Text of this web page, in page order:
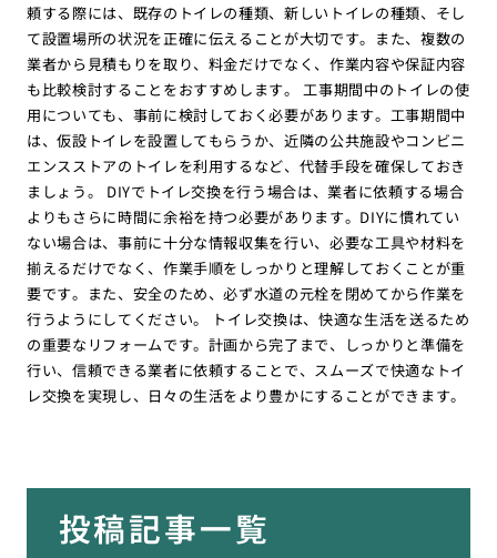
頼する際には、既存のトイレの種類、新しいトイレの種類、そし
て設置場所の状況を正確に伝えることが大切です。また、複数の
業者から見積もりを取り、料金だけでなく、作業内容や保証内容
も比較検討することをおすすめします。 工事期間中のトイレの使
用についても、事前に検討しておく必要があります。工事期間中
は、仮設トイレを設置してもらうか、近隣の公共施設やコンビニ
エンスストアのトイレを利用するなど、代替手段を確保しておき
ましょう。 DIYでトイレ交換を行う場合は、業者に依頼する場合
よりもさらに時間に余裕を持つ必要があります。DIYに慣れてい
ない場合は、事前に十分な情報収集を行い、必要な工具や材料を
揃えるだけでなく、作業手順をしっかりと理解しておくことが重
要です。また、安全のため、必ず水道の元栓を閉めてから作業を
行うようにしてください。 トイレ交換は、快適な生活を送るため
の重要なリフォームです。計画から完了まで、しっかりと準備を
行い、信頼できる業者に依頼することで、スムーズで快適なトイ
レ交換を実現し、日々の生活をより豊かにすることができます。
投稿記事一覧